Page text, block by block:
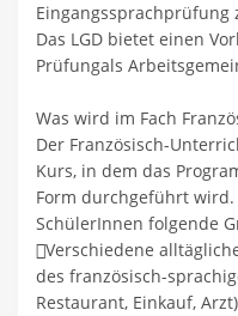
Eingangssprachprüfung
Das LGD bietet einen
Prüfungals
Was wird im Fach
Der Französisch-
Kurs, in dem das
Form durchgeführt
SchülerInnen folgende
Verschiedene
des französisch-
Restaurant, Einkauf,